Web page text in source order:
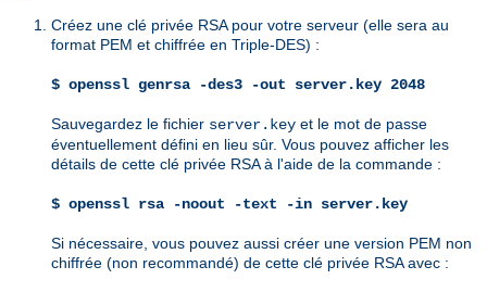
Créez une clé privée RSA pour votre serveur (elle sera au
format PEM et chiffrée en Triple-DES) :
$ openssl genrsa -des3 -out server.key 2048
Sauvegardez le fichier server.key et le mot de passe
éventuellement défini en lieu sûr. Vous pouvez afficher les
détails de cette clé privée RSA à l'aide de la commande :
$ openssl rsa -noout -text -in server.key
Si nécessaire, vous pouvez aussi créer une version PEM non
chiffrée (non recommandé) de cette clé privée RSA avec :